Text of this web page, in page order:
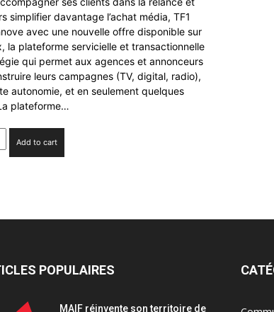
simplifier davantage l’achat média, TF1
avec une nouvelle offre disponible sur
la plateforme servicielle et transactionnelle
qui permet aux agences et annonceurs
leurs campagnes (TV, digital, radio),
autonomie, et en seulement quelques
plateforme…
Add to cart
POPULAIRES
MAIF réinvente son territoire de